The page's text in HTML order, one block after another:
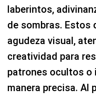
laberintos,
de sombras. Estos
agudeza visual,
creatividad para
patrones ocultos o
manera precisa. Al